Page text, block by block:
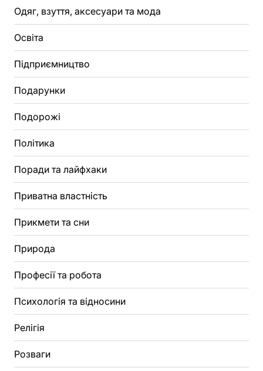
Одяг, взуття, аксесуари та мода
Освіта
Підприємництво
Подарунки
Подорожі
Політика
Поради та лайфхаки
Приватна властність
Прикмети та сни
Природа
Професії та робота
Психологія та відносини
Релігія
Розваги